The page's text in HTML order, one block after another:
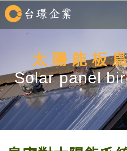
太陽能板
Solar panel